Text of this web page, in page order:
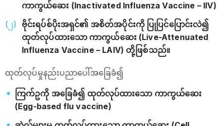
ကာကွယ်ဆေး (Inactivated Influenza Vaccine – IIV)
ဗိုင်းရပ်စ်ပိုးအရှင်၏ အစိတ်အပိုင်းကို ပြုပြင်ပြောင်းလဲ၍
ထုတ်လုပ်ထားသော ကာကွယ်ဆေး (Live-Attenuated
Influenza Vaccine – LAIV) တို့ဖြစ်သည်။
ထုတ်လုပ်မှုနည်းပညာပေါ်အခြေခံ၍
ကြက်ဥကို အခြေခံ၍ ထုတ်လုပ်ထားသော ကာကွယ်ဆေး
(Egg-based flu vaccine)